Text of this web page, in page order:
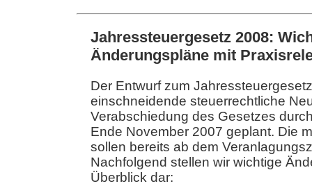
Jahressteuergesetz 2008:
Änderungspläne mit
Der Entwurf zum
einschneidende steuerrechtliche
Verabschiedung des Gesetzes
Ende November 2007 geplant. Die
sollen bereits ab dem
Nachfolgend stellen wir wichtige
Überblick dar: